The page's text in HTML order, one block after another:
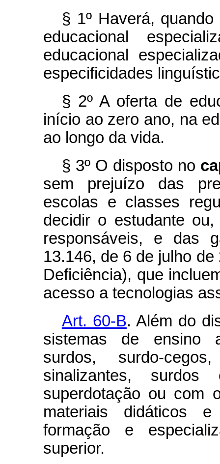
§ 1º Haverá,
educacional
educacional
especificidades
§ 2º A oferta de
início ao zero ano, na
ao longo da vida.
§ 3º O disposto no
sem prejuízo das
escolas e classes
decidir o estudante
responsáveis, e das
13.146, de 6 de julho
Deficiência), que
acesso a tecnologias
Art. 60-B. Além do
sistemas de ensino
surdos, surdo-
sinalizantes,
superdotação ou com
materiais didáticos
formação e
superior.